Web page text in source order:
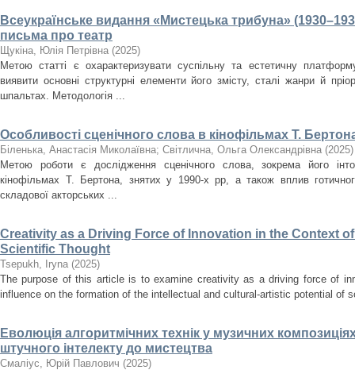
Всеукраїнське видання «Мистецька трибуна»
письма про театр
Щукіна, Юлія Петрівна (2025)
Метою статті є охарактеризувати суспільну та естетичну
виявити основні структурні елементи його змісту, сталі жанри й
шпальтах. Методологія ...
Особливості сценічного слова в кінофільмах Т.
Біленька, Анастасія Миколаївна; Світлична, Ольга Олександрівна (2025)
Метою роботи є дослідження сценічного слова, зокрема його
кінофільмах Т. Бертона, знятих у 1990-х рр, а також вплив
складової акторських ...
Creativity as a Driving Force of Innovation in the Context
Scientific Thought
Tsepukh, Iryna (2025)
The purpose of this article is to examine creativity as a driving force of
influence on the formation of the intellectual and cultural-artistic potential of
Еволюція алгоритмічних технік у музичних
штучного інтелекту до мистецтва
Смаліус, Юрій Павлович (2025)